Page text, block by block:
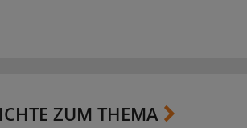
ZUM THEMA